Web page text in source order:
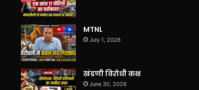
MTNL
July 1, 2026
खंडणी विरोधी कक्ष
June 30, 2026